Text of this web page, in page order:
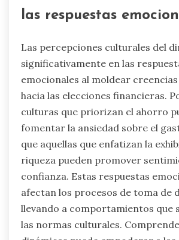
las respuestas
Las percepciones culturales del
significativamente en las
emocionales al moldear
hacia las elecciones financieras.
culturas que priorizan el ahorro
fomentar la ansiedad sobre el
que aquellas que enfatizan la
riqueza pueden promover
confianza. Estas respuestas
afectan los procesos de toma de
llevando a comportamientos que
las normas culturales.